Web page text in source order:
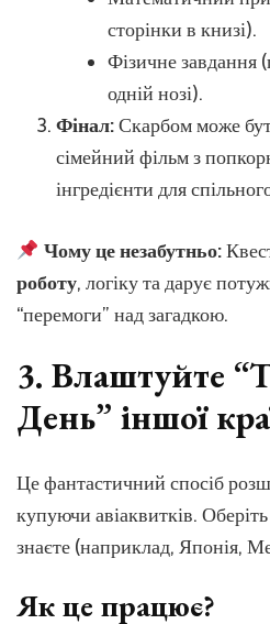
сторінки в книзі).
Фізичне завдання
одній нозі).
Фінал:Скарбом може
сімейний фільм з
інгредієнти для
Чому це незабутньо:
роботу, логіку та дарує
“перемоги” над загадкою.
3. Влаштуйте
День” іншої
Це фантастичний спосіб
купуючи авіаквитків.
знаєте (наприклад, Японія,
Як це працює?